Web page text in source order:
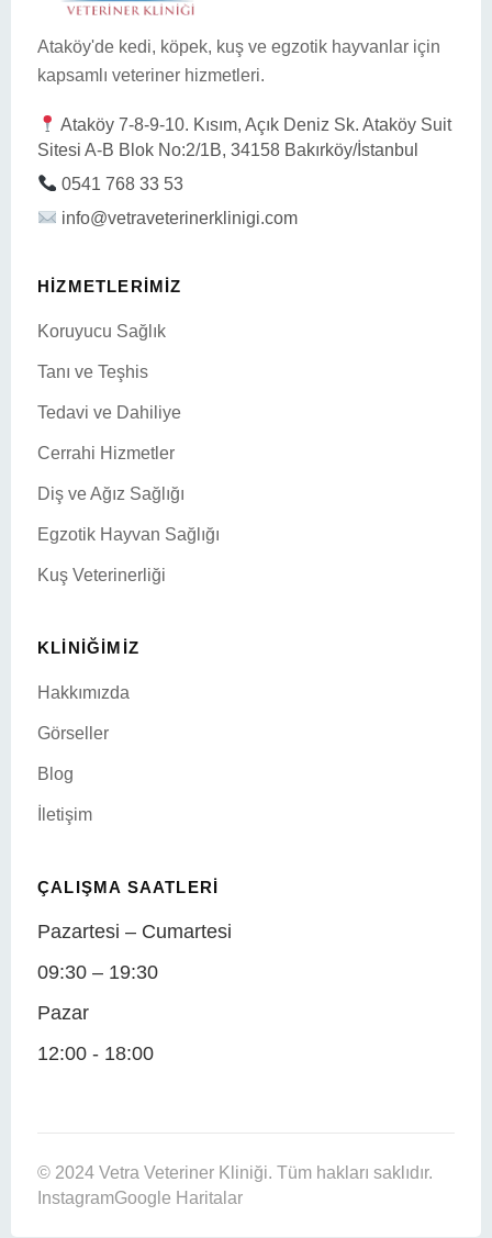
Ataköy'de kedi, köpek, kuş ve egzotik hayvanlar için
kapsamlı veteriner hizmetleri.
Ataköy 7-8-9-10. Kısım, Açık Deniz Sk. Ataköy Suit
Sitesi A-B Blok No:2/1B, 34158 Bakırköy/İstanbul
0541 768 33 53
info@vetraveterinerklinigi.com
HIZMETLERIMIZ
Koruyucu Sağlık
Tanı ve Teşhis
Tedavi ve Dahiliye
Cerrahi Hizmetler
Diş ve Ağız Sağlığı
Egzotik Hayvan Sağlığı
Kuş Veterinerliği
KLINIĞIMIZ
Hakkımızda
Görseller
Blog
İletişim
ÇALIŞMA SAATLERI
Pazartesi – Cumartesi
09:30 – 19:30
Pazar
12:00 - 18:00
© 2024 Vetra Veteriner Kliniği. Tüm hakları saklıdır.
InstagramGoogle Haritalar